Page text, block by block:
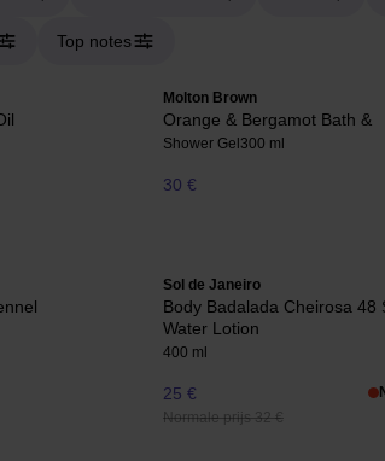
Top notes
Molton Brown
Orange & Bergamot Bath &
Shower Gel 300 ml
30 €
Sol de Janeiro
Body Badalada Cheirosa 48
Water Lotion
400 ml
25 €
Normale prijs 32 €